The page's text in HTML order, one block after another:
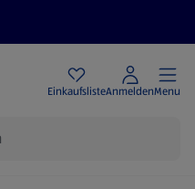
EinkaufslisteAnmeldenMenu